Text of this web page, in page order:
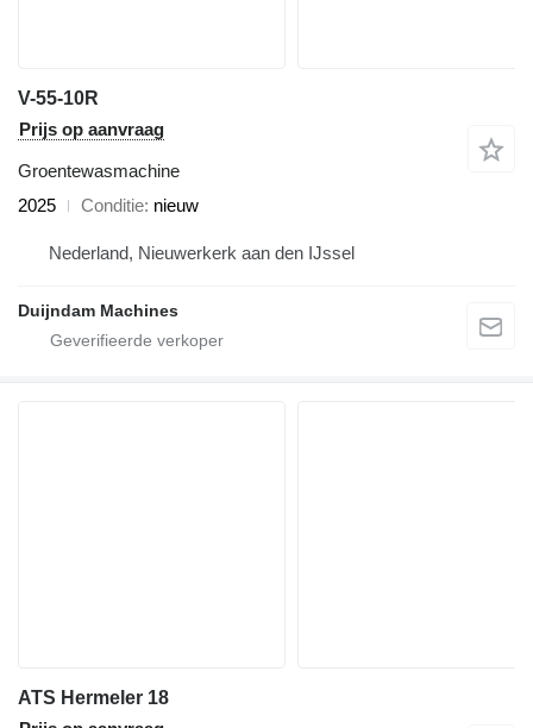
V-55-10R
Prijs op aanvraag
Groentewasmachine
2025
Conditie nieuw
Nederland, Nieuwerkerk aan den IJssel
Duijndam Machines
ATS Hermeler 18